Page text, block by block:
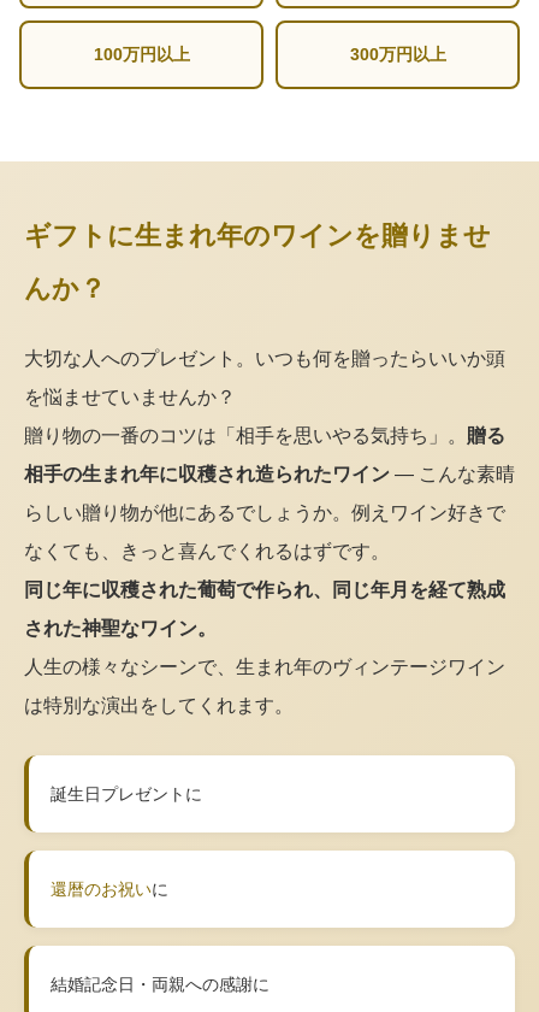
100万円以上 300万円以上
ギフトに生まれ年のワインを贈りませ
んか？
大切な人へのプレゼント。いつも何を贈ったらいいか頭
を悩ませていませんか？
贈り物の一番のコツは「相手を思いやる気持ち」。 贈る
相手の生まれ年に収穫され造られたワイン — こんな素晴
らしい贈り物が他にあるでしょうか。例えワイン好きで
なくても、きっと喜んでくれるはずです。
同じ年に収穫された葡萄で作られ、同じ年月を経て熟成
された神聖なワイン。
人生の様々なシーンで、生まれ年のヴィンテージワイン
は特別な演出をしてくれます。
誕生日プレゼントに
還暦のお祝いに
結婚記念日・両親への感謝に